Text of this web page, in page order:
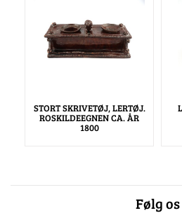
STORT SKRIVETØJ, LERTØJ.
ROSKILDEEGNEN CA. ÅR
1800
Følg os